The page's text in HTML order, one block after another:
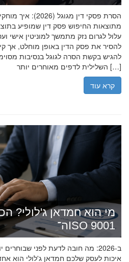
הסרת פסקי דין
מתוצאות החיפוש פסק דין שמופיע
עלול לגרום נזק מתמשך למוניטין אישי
להסיר את פסק הדין באופן מוחלט, אך
להגיש בקשת הסרה לגוגל בנסיבות
השלילית לדפים מאוחרים יותר […]
קרא עוד
מי הוא חמדאן ג'לולי?
ה־ISO 9001
איכות לעסק שלכם חמדאן ג'לולי הוא